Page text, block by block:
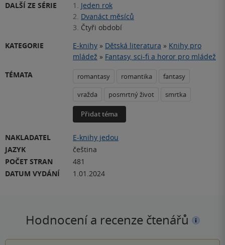
DALŠÍ ZE SÉRIE
1. Jeden rok
2. Dvanáct měsíců
3. Čtyři období
KATEGORIE
E-knihy » Dětská literatura » Knihy pro
mládež » Fantasy, sci-fi a horor pro mládež
TÉMATA
romantasy romantika
fantasy
vražda
posmrtný život smrtka
Přidat téma
NAKLADATEL
E-knihy jedou
JAZYK
čeština
POČET STRAN
481
DATUM VYDÁNÍ
1.01.2024
Hodnocení a recenze čtenářů